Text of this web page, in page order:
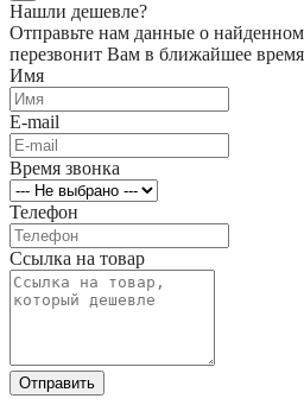
Нашли дешевле?
Отправьте нам данные о
перезвонит Вам в ближайшее
Имя
E-mail
Время звонка
Телефон
Ссылка на товар
Отправить